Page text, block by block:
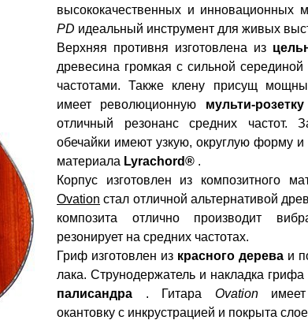
высококачественных и инновационных
PD идеальный инструмент для живых
Верхняя противня изготовлена ​​из
древесина громкая с сильной
частотами. Также клену присущ
имеет революционную мульти-розетку
отличный резонанс средних частот.
обечайки имеют узкую, округлую форму и
материала Lyrachord® .
Корпус изготовлен из композитного
Ovation стал отличной альтернативой
композита отлично производит
резонирует на средних частотах.
Гриф изготовлен из красного дереваи
лака. Струнодержатель и накладка грифа
палисандра . Гитара Ovationимеет
окантовку с инкрустрацией и покрыта